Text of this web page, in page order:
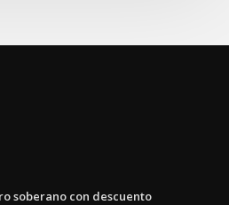
soberano con descuento